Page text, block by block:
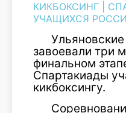
КИКБОКСИНГ
УЧАЩИХСЯ
завоевали три
финальном
Спартакиады
кикбоксингу.